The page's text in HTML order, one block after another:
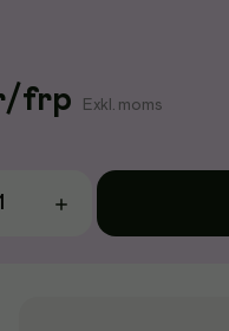
/frp Exkl. moms